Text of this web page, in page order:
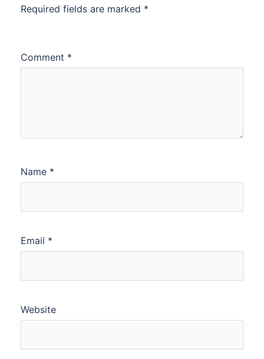
Required fields are marked *
Comment *
Name *
Email *
Website